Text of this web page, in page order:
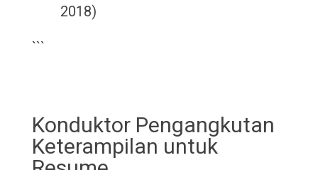
2018)
```
Konduktor Pengangkutan
Keterampilan untuk